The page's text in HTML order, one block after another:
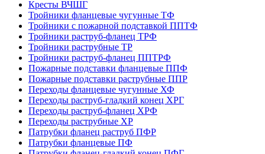
Кресты ВЧШГ
Тройники фланцевые чугунные ТФ
Тройники с пожарной подставкой ППТФ
Тройники раструб-фланец ТРФ
Тройники раструбные ТР
Тройники раструб-фланец ППТРФ
Пожарные подставки фланцевые ППФ
Пожарные подставки раструбные ППР
Переходы фланцевые чугунные ХФ
Переходы раструб-гладкий конец ХРГ
Переходы раструб-фланец ХРФ
Переходы раструбные ХР
Патрубки фланец раструб ПФР
Патрубки фланцевые ПФ